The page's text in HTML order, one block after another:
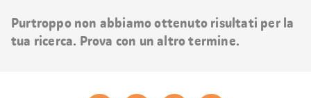
Purtroppo non abbiamo ottenuto risultati per la
tua ricerca. Prova con un altro termine.